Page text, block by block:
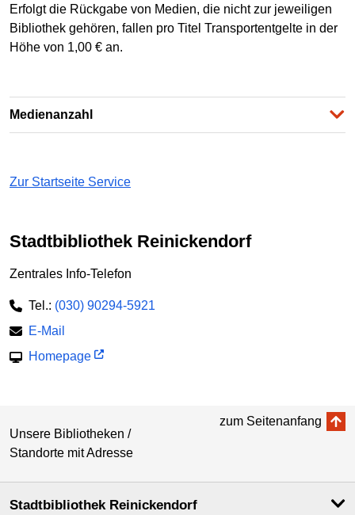
Erfolgt die Rückgabe von Medien, die nicht zur jeweiligen
Bibliothek gehören, fallen pro Titel Transportentgelte in der
Höhe von 1,00 € an.
Medienanzahl
Zur Startseite Service
Stadtbibliothek Reinickendorf
Zentrales Info-Telefon
Tel.: (030) 90294-5921
E-Mail
Homepage
Unsere Bibliotheken /
Standorte mit Adresse
zum Seitenanfang
Stadtbibliothek Reinickendorf